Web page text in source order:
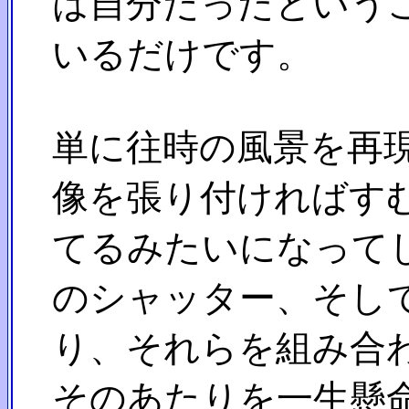
いるだけです。
単に往時の風景を再
像を張り付ければす
てるみたいになって
のシャッター、そし
り、それらを組み合
そのあたりを一生懸